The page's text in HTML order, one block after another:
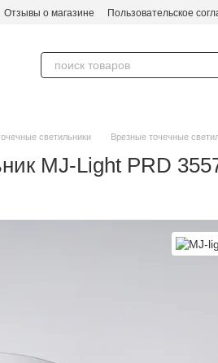
Отзывы о магазине Пользовательское
светильники Врезные точечные
MJ-Light PRD